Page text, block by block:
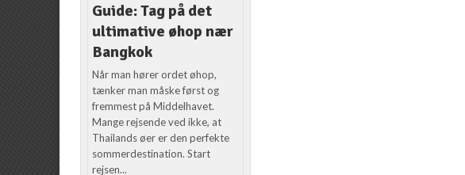
Guide: Tag på det
ultimative øhop nær
Bangkok
Når man hører ordet øhop,
tænker man måske først og
fremmest på Middelhavet.
Mange rejsende ved ikke, at
Thailands øer er den perfekte
sommerdestination. Start
rejsen...